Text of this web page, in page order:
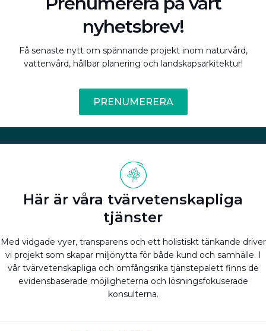
nyhetsbrev!
Få senaste nytt om spännande projekt inom naturvård,
vattenvård, hållbar planering och landskapsarkitektur!
PRENUMERERA
Här är våra tvärvetenskapliga
tjänster
Med vidgade vyer, transparens och ett holistiskt tänkande driver
vi projekt som skapar miljönytta för både kund och samhälle. I
vår tvärvetenskapliga och omfångsrika tjänstepalett finns de
evidensbaserade möjligheterna och lösningsfokuserade
konsulterna.